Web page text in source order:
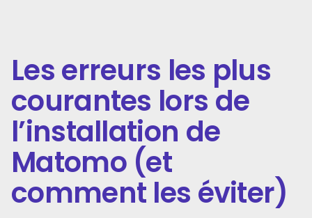
Les erreurs les plus
courantes lors de
l’installation de
Matomo (et
comment les éviter)